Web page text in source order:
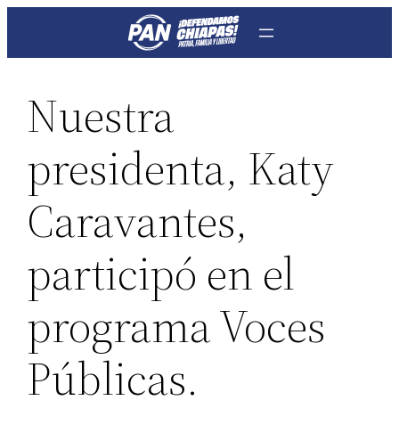
Nuestra
presidenta, Katy
Caravantes,
participó en el
programa Voces
Públicas.